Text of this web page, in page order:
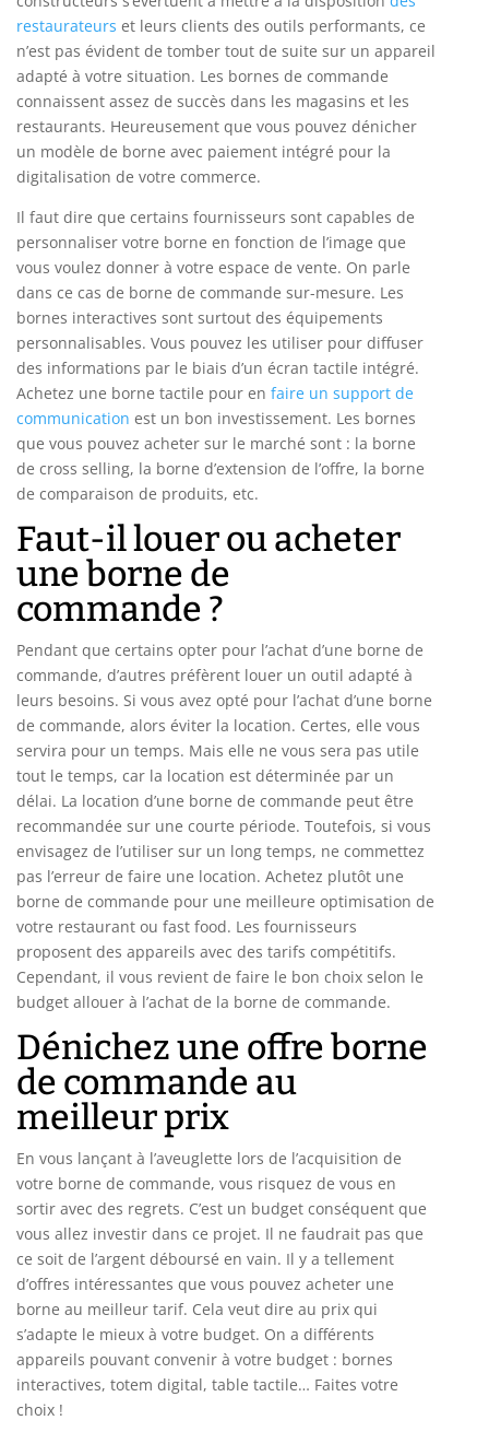
restaurateurs et leurs clients des outils performants, ce
n’est pas évident de tomber tout de suite sur un appareil
adapté à votre situation. Les bornes de commande
connaissent assez de succès dans les magasins et les
restaurants. Heureusement que vous pouvez dénicher
un modèle de borne avec paiement intégré pour la
digitalisation de votre commerce.
Il faut dire que certains fournisseurs sont capables de
personnaliser votre borne en fonction de l’image que
vous voulez donner à votre espace de vente. On parle
dans ce cas de borne de commande sur-mesure. Les
bornes interactives sont surtout des équipements
personnalisables. Vous pouvez les utiliser pour diffuser
des informations par le biais d’un écran tactile intégré.
Achetez une borne tactile pour en faire un support de
communication est un bon investissement. Les bornes
que vous pouvez acheter sur le marché sont : la borne
de cross selling, la borne d’extension de l’offre, la borne
de comparaison de produits, etc.
Faut-il louer ou acheter
une borne de
commande ?
Pendant que certains opter pour l’achat d’une borne de
commande, d’autres préfèrent louer un outil adapté à
leurs besoins. Si vous avez opté pour l’achat d’une borne
de commande, alors éviter la location. Certes, elle vous
servira pour un temps. Mais elle ne vous sera pas utile
tout le temps, car la location est déterminée par un
délai. La location d’une borne de commande peut être
recommandée sur une courte période. Toutefois, si vous
envisagez de l’utiliser sur un long temps, ne commettez
pas l’erreur de faire une location. Achetez plutôt une
borne de commande pour une meilleure optimisation de
votre restaurant ou fast food. Les fournisseurs
proposent des appareils avec des tarifs compétitifs.
Cependant, il vous revient de faire le bon choix selon le
budget allouer à l’achat de la borne de commande.
Dénichez une offre borne
de commande au
meilleur prix
En vous lançant à l’aveuglette lors de l’acquisition de
votre borne de commande, vous risquez de vous en
sortir avec des regrets. C’est un budget conséquent que
vous allez investir dans ce projet. Il ne faudrait pas que
ce soit de l’argent déboursé en vain. Il y a tellement
d’offres intéressantes que vous pouvez acheter une
borne au meilleur tarif. Cela veut dire au prix qui
s’adapte le mieux à votre budget. On a différents
appareils pouvant convenir à votre budget : bornes
interactives, totem digital, table tactile… Faites votre
choix !